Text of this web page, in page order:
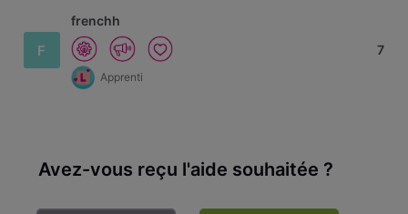
F
frenchh
Apprenti
7
Avez-vous reçu l'aide souhaitée ?